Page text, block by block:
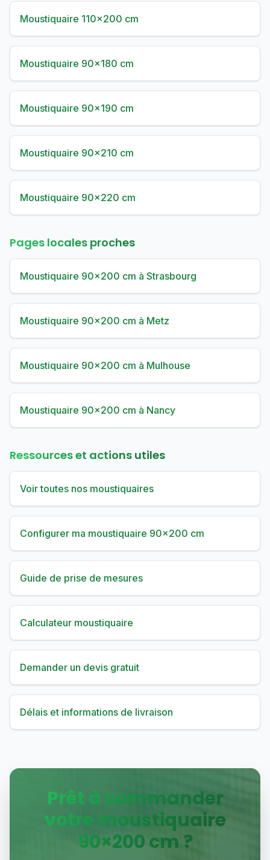
Moustiquaire 110×200 cm
Moustiquaire 90×180 cm
Moustiquaire 90×190 cm
Moustiquaire 90×210 cm
Moustiquaire 90×220 cm
Pages locales proches
Moustiquaire 90×200 cm à Strasbourg
Moustiquaire 90×200 cm à Metz
Moustiquaire 90×200 cm à Mulhouse
Moustiquaire 90×200 cm à Nancy
Ressources et actions utiles
Voir toutes nos moustiquaires
Configurer ma moustiquaire 90×200 cm
Guide de prise de mesures
Calculateur moustiquaire
Demander un devis gratuit
Délais et informations de livraison
Prêt à commander
votre moustiquaire
90×200cm ?